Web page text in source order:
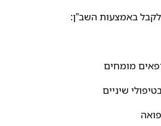
לקבל באמצעות השב”ן:
מומחים
שיניים